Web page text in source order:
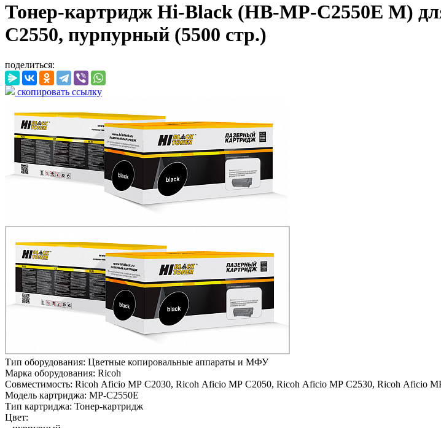
Тонер-картридж Hi-Black (HB-MP-C2550E M)
C2550, пурпурный (5500 стр.)
поделиться:
скопировать ссылку
Тип оборудования: Цветные копировальные аппараты и МФУ
Марка оборудования: Ricoh
Совместимость: Ricoh Aficio MP C2030, Ricoh Aficio MP C2050, Ricoh Aficio MP C2530, Ricoh Aficio
Модель картриджа: MP-C2550E
Тип картриджа: Тонер-картридж
Цвет: